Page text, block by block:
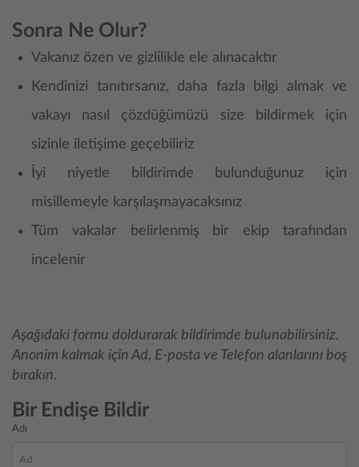
Sonra Ne Olur?
Vakanız özen ve gizlilikle ele alınacaktır
Kendinizi tanıtırsanız, daha fazla bilgi almak ve
vakayı nasıl çözdüğümüzü size bildirmek için
sizinle iletişime geçebiliriz
İyi niyetle bildirimde bulunduğunuz için
misillemeyle karşılaşmayacaksınız
Tüm vakalar belirlenmiş bir ekip tarafından
incelenir
Aşağıdaki formu doldurarak bildirimde bulunabilirsiniz.
Anonim kalmak için Ad, E-posta ve Telefon alanlarını boş
bırakın.
Bir Endişe Bildir
Adı